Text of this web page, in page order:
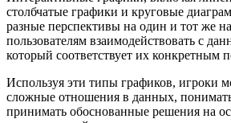
столбчатые графики и круговые
разные перспективы на один и тот же
пользователям взаимодействовать с
который соответствует их конкретным
Используя эти типы графиков, игроки
сложные отношения в данных,
принимать обоснованные решения на